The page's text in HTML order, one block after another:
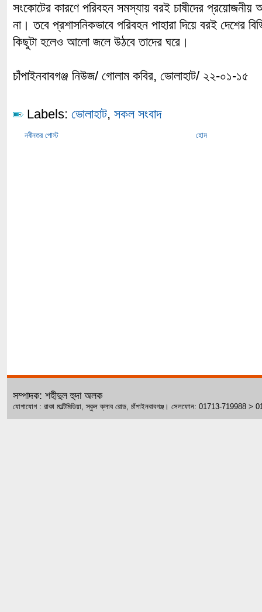
সংকোটের কারণে পরিবহন সমস্যায় বরই চাষীদের
না। তবে প্রশাসনিকভাবে পরিবহন পাহারা দিয়ে বরই দেশের
কিছুটা হলেও আলো জলে উঠবে তাদের ঘরে।
চাঁপাইনবাবগঞ্জ নিউজ/ গোলাম কবির, ভোলাহাট/ ২২-০১-১৫
Labels: ভোলাহাট, সকল সংবাদ
নবীনতর পোস্ট হোম
সম্পাদক: শহীদুল হুদা অলক
যোগাযোগ : রাকা মাল্টিমিডিয়া, স্কুল ক্লাব রোড, চাঁপাইনবাবগঞ্জ। সেলফোন: 01713-